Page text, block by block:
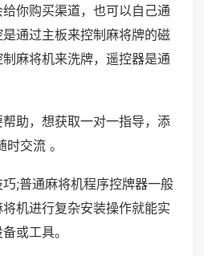
你购买渠道，也可以自己通
通过主板来控制麻将牌的磁
麻将机来洗牌，遥控器是通
助，想获取一对一指导，添
交流 。
;普通麻将机程序控牌器一般
机进行复杂安装操作就能实
或工具。